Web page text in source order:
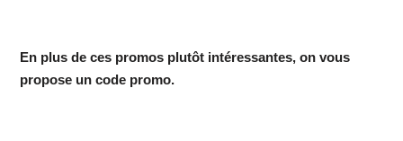
En plus de ces promos plutôt intéressantes, on vous
propose un code promo.